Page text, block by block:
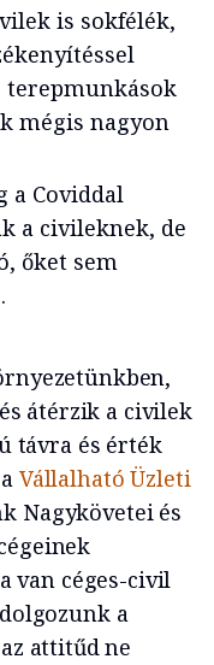
is sokfélék,
terepmunkások
mégis nagyon
a Coviddal
a civileknek, de
őket sem
átérzik a civilek
távra és érték
Vállalható Üzleti
Nagykövetei és
van céges-civil
a
attitűd ne